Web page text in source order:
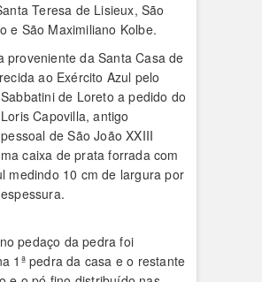
Teresa de Lisieux, São
e São Maximiliano Kolbe.
proveniente da Santa Casa de
ao Exército Azul pelo
de Loreto a pedido do
Capovilla, antigo
de São João XXIII
caixa de prata forrada com
medindo 10 cm de largura por
pedaço da pedra foi
1ª pedra da casa e o restante